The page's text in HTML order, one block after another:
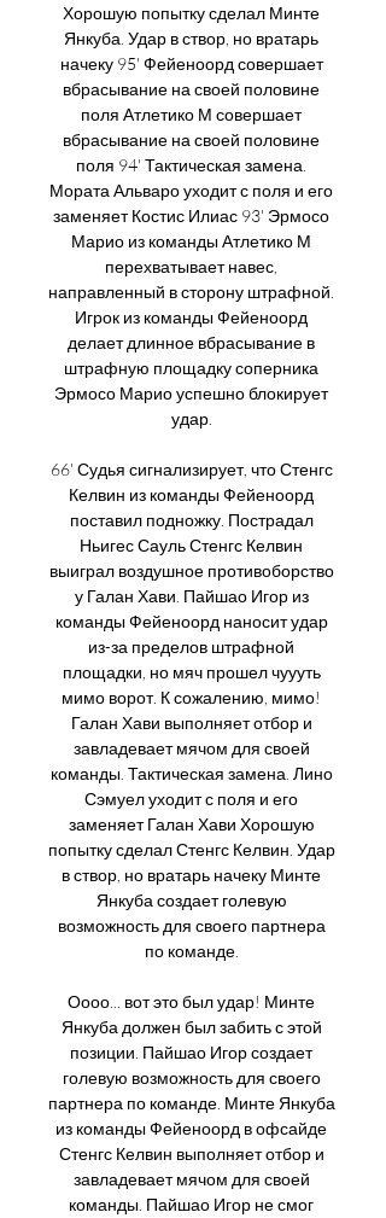
Хорошую попытку сделал Минте
Янкуба. Удар в створ, но вратарь
начеку 95' Фейеноорд совершает
вбрасывание на своей половине
поля Атлетико М совершает
вбрасывание на своей половине
поля 94' Тактическая замена.
Мората Альваро уходит с поля и его
заменяет Костис Илиас 93' Эрмосо
Марио из команды Атлетико М
перехватывает навес,
направленный в сторону штрафной.
Игрок из команды Фейеноорд
делает длинное вбрасывание в
штрафную площадку соперника
Эрмосо Марио успешно блокирует
удар.
66' Судья сигнализирует, что Стенгс
Келвин из команды Фейеноорд
поставил подножку. Пострадал
Ньигес Сауль Стенгс Келвин
выиграл воздушное противоборство
у Галан Хави. Пайшао Игор из
команды Фейеноорд наносит удар
из-за пределов штрафной
площадки, но мяч прошел чуууть
мимо ворот. К сожалению, мимо!
Галан Хави выполняет отбор и
завладевает мячом для своей
команды. Тактическая замена. Лино
Сэмуел уходит с поля и его
заменяет Галан Хави Хорошую
попытку сделал Стенгс Келвин. Удар
в створ, но вратарь начеку Минте
Янкуба создает голевую
возможность для своего партнера
по команде.
Оооо... вот это был удар! Минте
Янкуба должен был забить с этой
позиции. Пайшао Игор создает
голевую возможность для своего
партнера по команде. Минте Янкуба
из команды Фейеноорд в офсайде
Стенгс Келвин выполняет отбор и
завладевает мячом для своей
команды. Пайшао Игор не смог